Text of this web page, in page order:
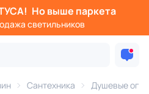
Но выше паркета
светильников
Сантехника Душевые
уголки и поддоны
двери душевые уголки